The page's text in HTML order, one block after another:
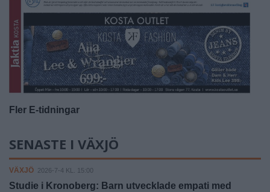
Fler E-tidningar
SENASTE I VÄXJÖ
VÄXJÖ 2026-7-4 KL. 15:00
Studie i Kronoberg: Barn utvecklade empati med